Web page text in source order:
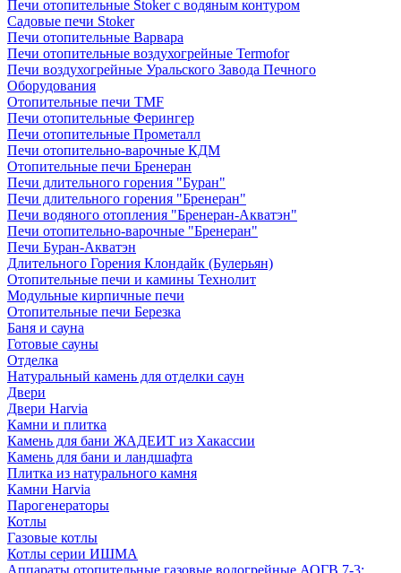
Печи отопительные Stoker с водяным контуром
Садовые печи Stoker
Печи отопительные Варвара
Печи отопительные воздухогрейные Termofor
Печи воздухогрейные Уральского Завода Печного
Оборудования
Отопительные печи TMF
Печи отопительные Ферингер
Печи отопительные Прометалл
Печи отопительно-варочные КДМ
Отопительные печи Бренеран
Печи длительного горения "Буран"
Печи длительного горения "Бренеран"
Печи водяного отопления "Бренеран-Акватэн"
Печи отопительно-варочные "Бренеран"
Печи Буран-Акватэн
Длительного Горения Клондайк (Булерьян)
Отопительные печи и камины Технолит
Модульные кирпичные печи
Отопительные печи Березка
Баня и сауна
Готовые сауны
Отделка
Натуральный камень для отделки саун
Двери
Двери Harvia
Камни и плитка
Камень для бани ЖАДЕИТ из Хакассии
Камень для бани и ландшафта
Плитка из натурального камня
Камни Harvia
Парогенераторы
Котлы
Газовые котлы
Котлы серии ИШМА
Аппараты отопительные газовые водогрейные АОГВ 7-3;